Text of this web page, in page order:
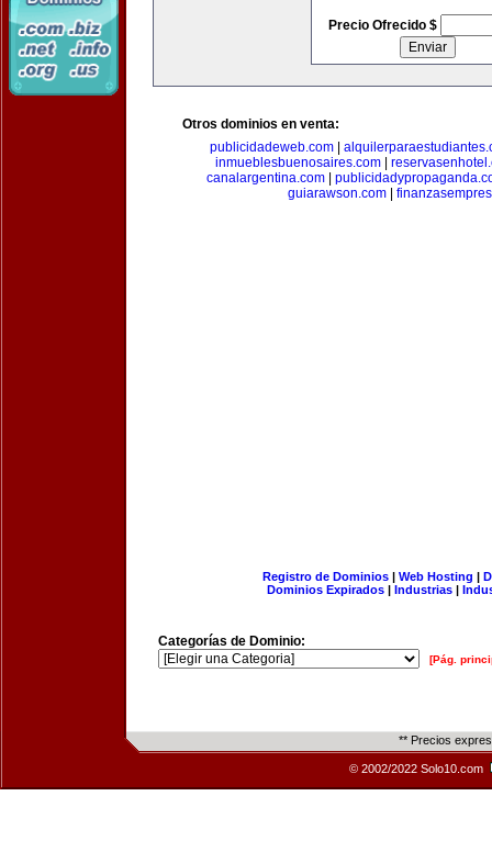
Precio Ofrecido $
Otros dominios en venta:
publicidadeweb.com|
inmueblesbuenosaires.com
canalargentina.com|
guiarawson.com|
Registro de Dominios| Web Hosting |
Dominios Expirados | Industrias |
Categorías de Dominio:
[Pág.
** Precios
© 2002/2022 Solo10.com